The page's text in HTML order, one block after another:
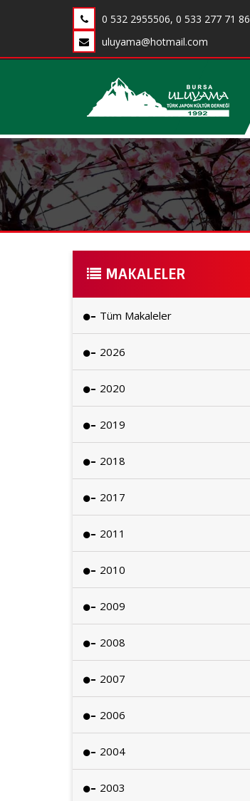
0 532 2955506, 0 533 277 71 86
uluyama@hotmail.com
MAKALELER
Tüm Makaleler
2026
2020
2019
2018
2017
2011
2010
2009
2008
2007
2006
2004
2003